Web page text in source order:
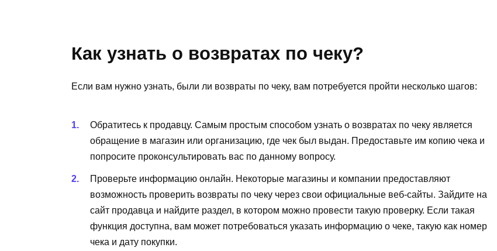
Как узнать о возвратах по чеку?
Если вам нужно узнать, были ли возвраты по чеку, вам потребуется пройти несколько шагов:
Обратитесь к продавцу. Самым простым способом узнать о возвратах по чеку является
обращение в магазин или организацию, где чек был выдан. Предоставьте им копию чека и
попросите проконсультировать вас по данному вопросу.
Проверьте информацию онлайн. Некоторые магазины и компании предоставляют
возможность проверить возвраты по чеку через свои официальные веб-сайты. Зайдите на
сайт продавца и найдите раздел, в котором можно провести такую проверку. Если такая
функция доступна, вам может потребоваться указать информацию о чеке, такую как номер
чека и дату покупки.